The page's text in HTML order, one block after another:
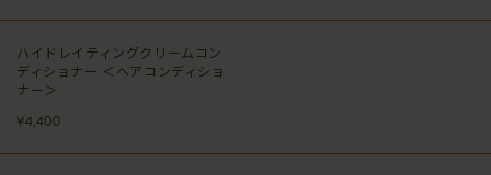
ハイドレイティングクリームコン
ディショナー ＜ヘアコンディショ
ナー＞
¥4,400